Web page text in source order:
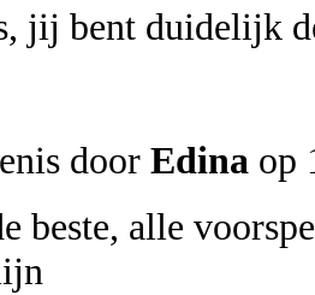
jij bent duidelijk
door Edina op
beste, alle